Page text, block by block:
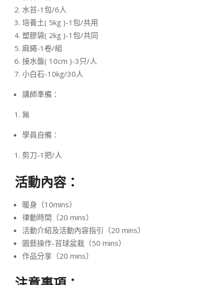
水苔-1包/6人
培養土( 5kg )-1包/共用
塑膠袋( 2kg )-1包/共同
麻繩-1卷/組
接水盤( 10cm )-3只/人
小白石-10kg/30人
講師準備：
無
學員自備：
剪刀-1把/人
活動內容：
暖身（10mins）
律動時間（20 mins）
活動介紹及活動內容指引（20 mins）
園藝操作-苔球盆栽（50 mins）
作品分享（20 mins）